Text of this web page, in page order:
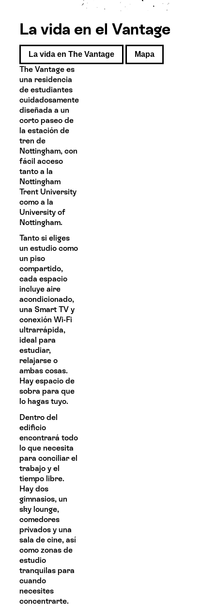
La vida en el Vantage
La vida en The Vantage Mapa
The Vantage es
una residencia
de estudiantes
cuidadosamente
diseñada a un
corto paseo de
la estación de
tren de
Nottingham, con
fácil acceso
tanto a la
Nottingham
Trent University
como a la
University of
Nottingham.
Tanto si eliges
un estudio como
un piso
compartido,
cada espacio
incluye aire
acondicionado,
una Smart TV y
conexión Wi-Fi
ultrarrápida,
ideal para
estudiar,
relajarse o
ambas cosas.
Hay espacio de
sobra para que
lo hagas tuyo.
Dentro del
edificio
encontrará todo
lo que necesita
para conciliar el
trabajo y el
tiempo libre.
Hay dos
gimnasios, un
sky lounge,
comedores
privados y una
sala de cine, así
como zonas de
estudio
tranquilas para
cuando
necesites
concentrarte.